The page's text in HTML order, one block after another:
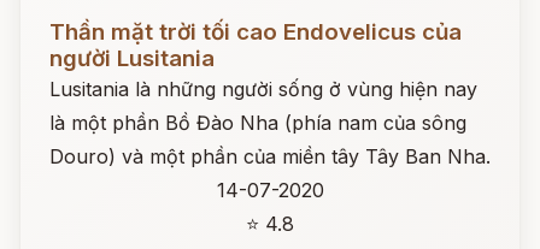
Đọc ngay
Thần mặt trời tối cao Endovelicus của
người Lusitania
Lusitania là những người sống ở vùng hiện nay
là một phần Bồ Đào Nha (phía nam của sông
Douro) và một phần của miền tây Tây Ban Nha.
14-07-2020
⭐ 4.8